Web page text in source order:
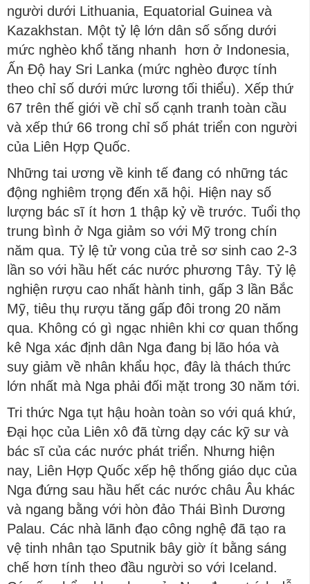
người dưới Lithuania, Equatorial Guinea và
Kazakhstan. Một tỷ lệ lớn dân số sống dưới
mức nghèo khổ tăng nhanh hơn ở Indonesia,
Ấn Độ hay Sri Lanka (mức nghèo được tính
theo chỉ số dưới mức lương tối thiểu). Xếp thứ
67 trên thế giới về chỉ số cạnh tranh toàn cầu
và xếp thứ 66 trong chỉ số phát triển con người
của Liên Hợp Quốc.
Những tai ương về kinh tế đang có những tác
động nghiêm trọng đến xã hội. Hiện nay số
lượng bác sĩ ít hơn 1 thập kỷ về trước. Tuổi thọ
trung bình ở Nga giảm so với Mỹ trong chín
năm qua. Tỷ lệ tử vong của trẻ sơ sinh cao 2-3
lần so với hầu hết các nước phương Tây. Tỷ lệ
nghiện rượu cao nhất hành tinh, gấp 3 lần Bắc
Mỹ, tiêu thụ rượu tăng gấp đôi trong 20 năm
qua. Không có gì ngạc nhiên khi cơ quan thống
kê Nga xác định dân Nga đang bị lão hóa và
suy giảm về nhân khẩu học, đây là thách thức
lớn nhất mà Nga phải đối mặt trong 30 năm tới.
Tri thức Nga tụt hậu hoàn toàn so với quá khứ,
Đại học của Liên xô đã từng dạy các kỹ sư và
bác sĩ của các nước phát triển. Nhưng hiện
nay, Liên Hợp Quốc xếp hệ thống giáo dục của
Nga đứng sau hầu hết các nước châu Âu khác
và ngang bằng với hòn đảo Thái Bình Dương
Palau. Các nhà lãnh đạo công nghệ đã tạo ra
vệ tinh nhân tạo Sputnik bây giờ ít bằng sáng
chế hơn tính theo đầu người so với Iceland.